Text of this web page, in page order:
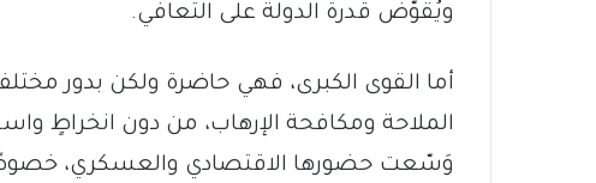
ويُقوّض قدرة الدولة على التعافي.
أما القوى الكبرى، فهي حاضرة ولكن بدور
الملاحة ومكافحة الإرهاب، من دون انخراطٍ
وَسّعت حضورها الاقتصادي والعسكري،